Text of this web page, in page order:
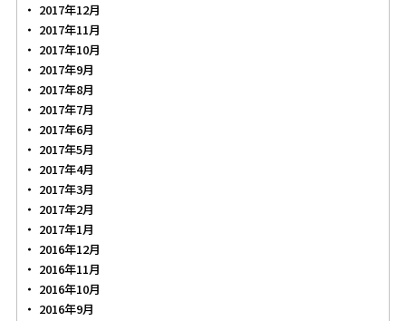
2017年12月
2017年11月
2017年10月
2017年9月
2017年8月
2017年7月
2017年6月
2017年5月
2017年4月
2017年3月
2017年2月
2017年1月
2016年12月
2016年11月
2016年10月
2016年9月